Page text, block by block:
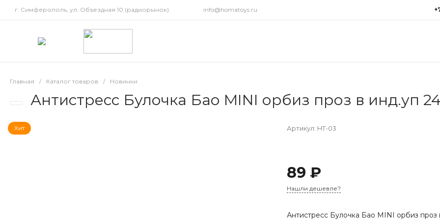
г. Симферополь, ул. Объездная 10 (радиорынок) info@homatoys.ru
Главная / Каталог товаров / Новинки
Антистресс Булочка Бао MINI орбиз проз в инд.уп
Хит Артикул: HT-03
89 ₽
Нашли дешевле?
Антистресс Булочка Бао MINI орбиз